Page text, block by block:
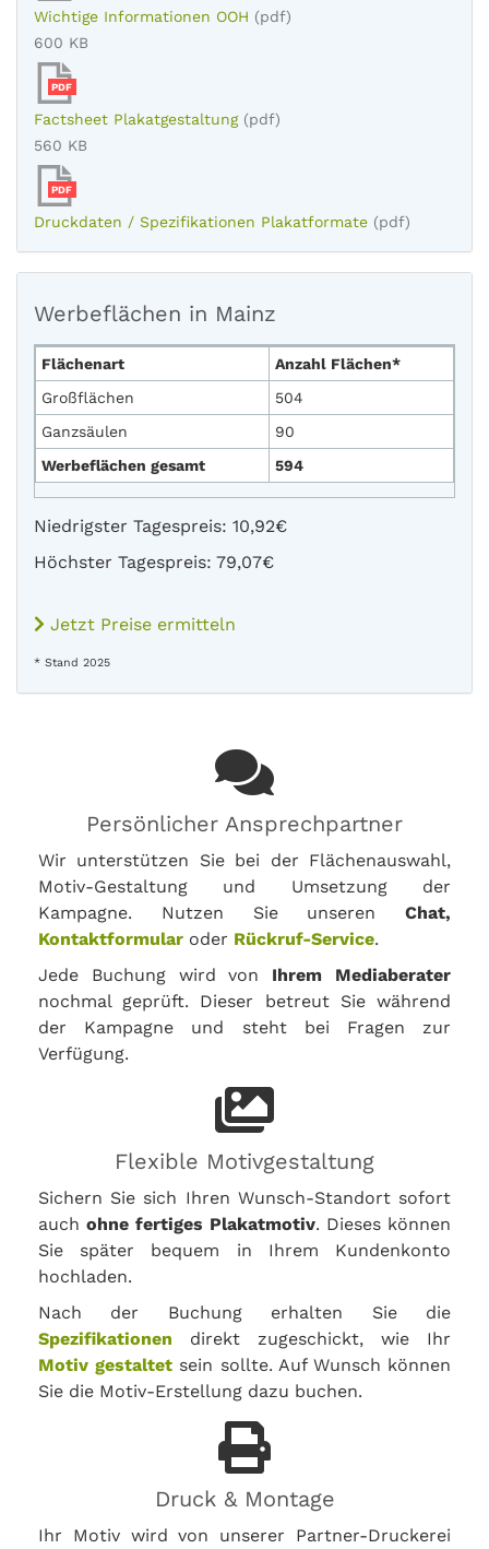
Wichtige Informationen OOH (pdf)
600 KB
PDF
Factsheet Plakatgestaltung (pdf)
560 KB
PDF
Druckdaten / Spezifikationen Plakatformate (pdf)
Werbeflächen in Mainz
Flächenart
Anzahl Flächen*
Großflächen
504
Ganzsäulen
90
Werbeflächen gesamt
594
Niedrigster Tagespreis: 10,92€
Höchster Tagespreis: 79,07€
Jetzt Preise ermitteln
* Stand 2025
Persönlicher Ansprechpartner
Wir unterstützen Sie bei der Flächenauswahl,
Motiv-Gestaltung und Umsetzung der
Kampagne. Nutzen Sie unseren Chat,
Kontaktformular oder Rückruf-Service.
Jede Buchung wird von Ihrem Mediaberater
nochmal geprüft. Dieser betreut Sie während
der Kampagne und steht bei Fragen zur
Verfügung.
Flexible Motivgestaltung
Sichern Sie sich Ihren Wunsch-Standort sofort
auch ohne fertiges Plakatmotiv. Dieses können
Sie später bequem in Ihrem Kundenkonto
hochladen.
Nach der Buchung erhalten Sie die
Spezifikationen direkt zugeschickt, wie Ihr
Motiv gestaltet sein sollte. Auf Wunsch können
Sie die Motiv-Erstellung dazu buchen.
Druck & Montage
Ihr Motiv wird von unserer Partner-Druckerei